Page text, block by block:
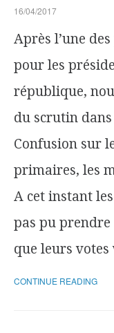
16/04/2017
Après l’une
pour les
république,
du scrutin
Confusion sur
primaires, les
A cet instant
pas pu prendre
que leurs
CONTINUE READING